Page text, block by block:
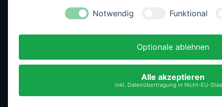
Notwendig Funktional
Optionale ablehnen
Alle akzeptieren
inkl. Datenübertragung in Nicht-EU-